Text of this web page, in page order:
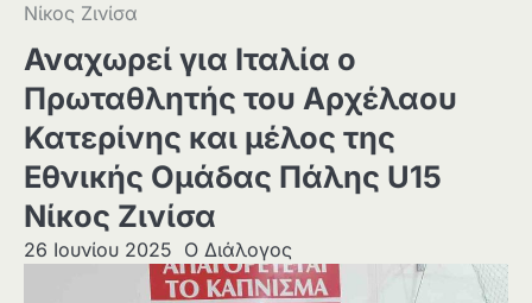
Νίκος Ζινίσα
Αναχωρεί για Ιταλία ο
Πρωταθλητής του Αρχέλαου
Κατερίνης και μέλος της
Εθνικής Ομάδας Πάλης U15
Νίκος Ζινίσα
26 Ιουνίου 2025 Ο Διάλογος